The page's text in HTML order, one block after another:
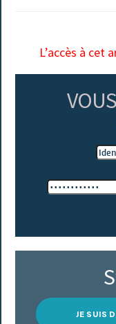
L’accès à cet
JE SUIS